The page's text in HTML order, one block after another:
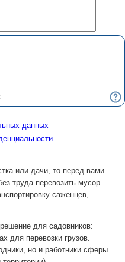
данных
или дачи, то перед вами
труда перевозить мусор
саженцев,
для садовников:
для перевозки грузов.
но и работники сферы